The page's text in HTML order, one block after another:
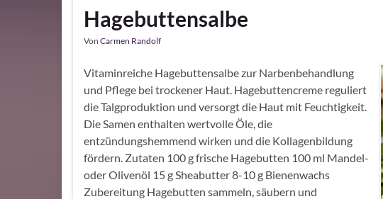
Hagebuttensalbe
Von Carmen Randolf
Vitaminreiche Hagebuttensalbe zur Narbenbehandlung
und Pflege bei trockener Haut. Hagebuttencreme reguliert
die Talgproduktion und versorgt die Haut mit Feuchtigkeit.
Die Samen enthalten wertvolle Öle, die
entzündungshemmend wirken und die Kollagenbildung
fördern. Zutaten 100 g frische Hagebutten 100 ml Mandel-
oder Olivenöl 15 g Sheabutter 8-10 g Bienenwachs
Zubereitung Hagebutten sammeln, säubern und